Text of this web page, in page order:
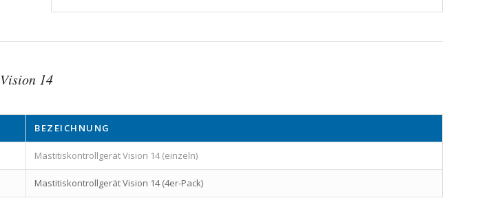
Vision 14
BEZEICHNUNG
Mastitiskontrollgerät Vision 14 (einzeln)
Mastitiskontrollgerät Vision 14 (4er-Pack)